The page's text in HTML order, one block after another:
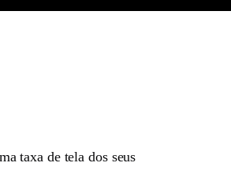
taxa de tela dos seus